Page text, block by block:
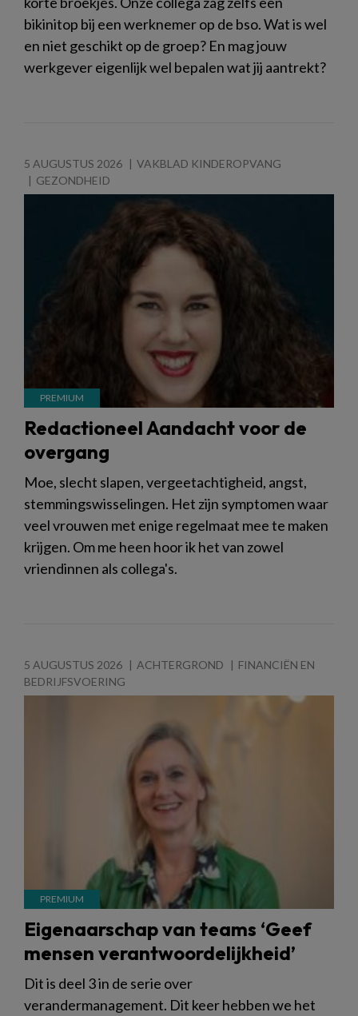
bikinitop bij een werknemer op de bso. Wat is wel
en niet geschikt op de groep? En mag jouw
werkgever eigenlijk wel bepalen wat jij aantrekt?
5 AUGUSTUS 2026
VAKBLAD KINDEROPVANG
GEZONDHEID
Redactioneel Aandacht voor de
overgang
Moe, slecht slapen, vergeetachtigheid, angst,
stemmingswisselingen. Het zijn symptomen waar
veel vrouwen met enige regelmaat mee te maken
krijgen. Om me heen hoor ik het van zowel
vriendinnen als collega's.
5 AUGUSTUS 2026 ACHTERGROND
FINANCIËN EN
BEDRIJFSVOERING
Eigenaarschap van teams ‘Geef
mensen verantwoordelijkheid’
Dit is deel 3 in de serie over
verandermanagement. Dit keer hebben we het